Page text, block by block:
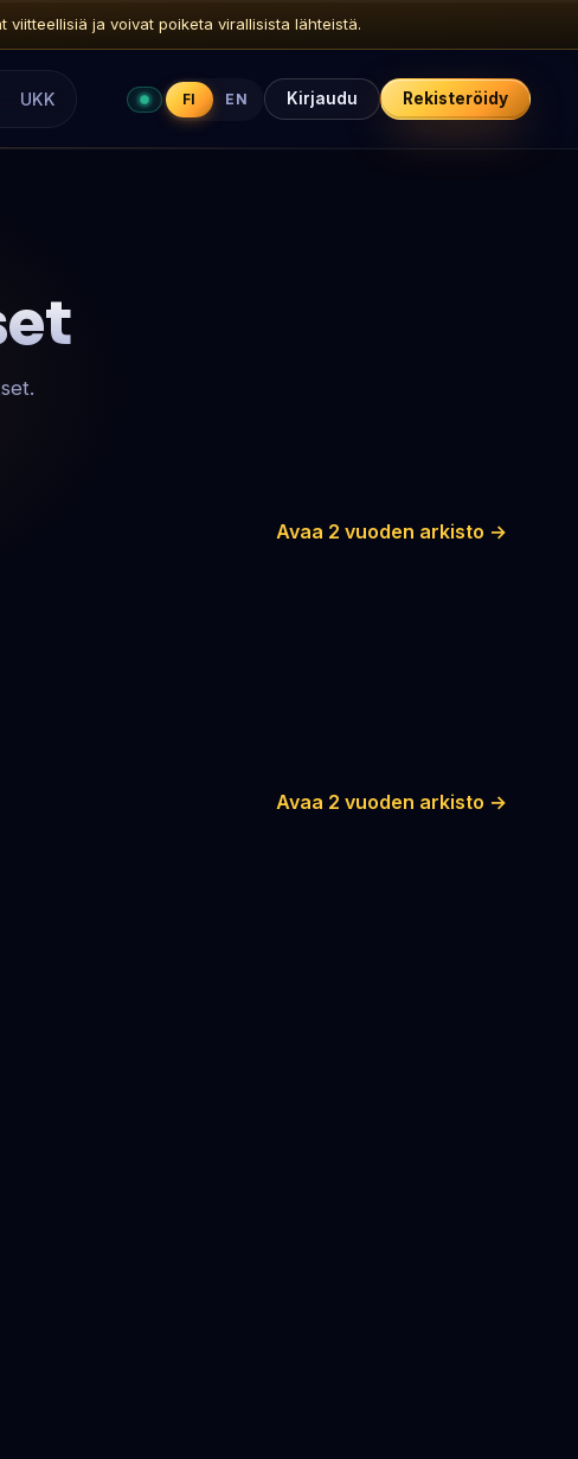
viitteellisiä ja voivat poiketa virallisista lähteistä.
UKK FI EN Kirjaudu Rekisteröidy
Avaa 2 vuoden arkisto →
Avaa 2 vuoden arkisto →